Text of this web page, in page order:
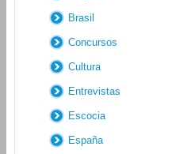
Brasil
Concursos
Cultura
Entrevistas
Escocia
España